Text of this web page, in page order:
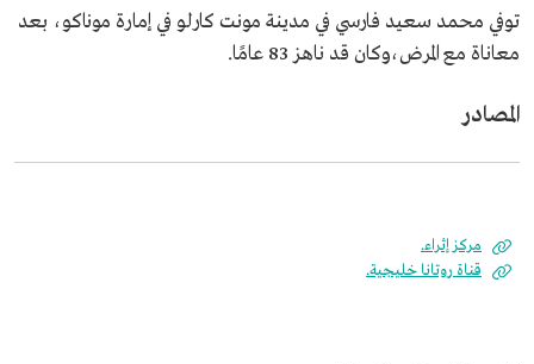
توفي محمد سعيد فارسي في مدينة مونت كارلو في إمارة موناكو، بعد
معاناة مع المرض،وكان قد ناهز 83 عامًا.
المصادر
مركز إثراء.
قناة روتانا خليجية.